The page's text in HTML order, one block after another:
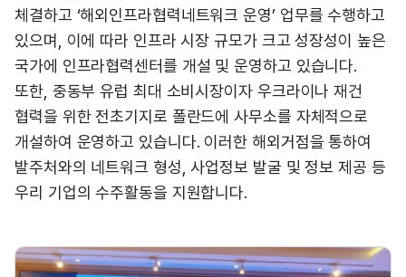
체결하고 ‘해외인프라협력네트워크 운영’ 업무를 수행하고
있으며, 이에 따라 인프라 시장 규모가 크고 성장성이 높은
국가에 인프라협력센터를 개설 및 운영하고 있습니다.
또한, 중동부 유럽 최대 소비시장이자 우크라이나 재건
협력을 위한 전초기지로 폴란드에 사무소를 자체적으로
개설하여 운영하고 있습니다. 이러한 해외거점을 통하여
발주처와의 네트워크 형성, 사업정보 발굴 및 정보 제공 등
우리 기업의 수주활동을 지원합니다.